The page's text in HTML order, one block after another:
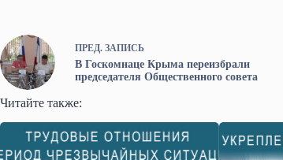
ПРЕД. ЗАПИСЬ
В Госкомнаце Крыма переизбрали
председателя Общественного совета
Читайте также: